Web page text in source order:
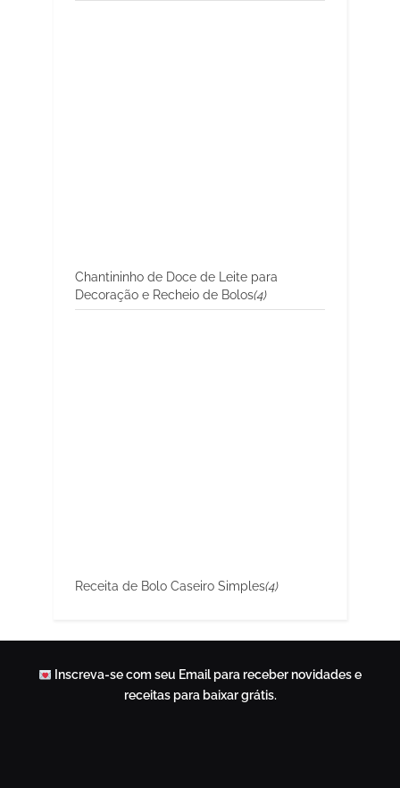
Chantininho de Doce de Leite para
Decoração e Recheio de Bolos(4)
Receita de Bolo Caseiro Simples(4)
Inscreva-se com seu Email para receber novidades e
receitas para baixar grátis.